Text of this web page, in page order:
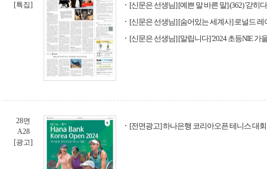
[특집]
[신문은 선생님] [예쁜 말 바른 말] (362) '갇히
[신문은 선생님] [숨어있는 세계사] 로널드 레
[신문은 선생님] [알립니다] '2024 초등NIE 가
28면
A28
[광고]
[전면광고] 하나은행 코리아오픈 테니스 대회